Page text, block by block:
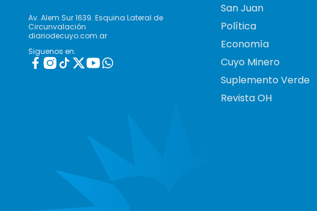
Av. Alem Sur 1639. Esquina Lateral de
Circunvalación
diariodecuyo.com.ar
Siguenos en:
San Juan
Política
Economía
Cuyo Minero
Suplemento Verde
Revista OH